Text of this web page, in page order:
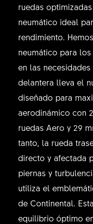
ruedas
neumático ideal
rendimiento.
neumático para
en las
delantera lleva el
diseñado para
aerodinámico con
ruedas Aero y 29
tanto, la rueda
directo y afectada
piernas y
utiliza el
de Continental.
equilibrio óptimo